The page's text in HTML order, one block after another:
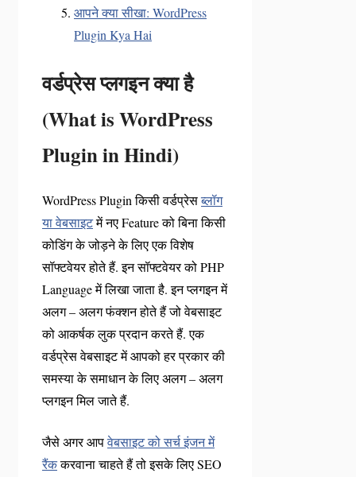
आपने क्या सीखा: WordPress
Plugin Kya Hai
वर्डप्रेस प्लगइन क्या है
(What is WordPress
Plugin in Hindi)
WordPress Plugin किसी वर्डप्रेसब्लॉग
या वेबसाइटमें नए Feature को बिना किसी
कोडिंग के जोड़ने के लिए एक विशेष
सॉफ्टवेयर होते हैं. इन सॉफ्टवेयर को PHP
Language में लिखा जाता है. इन प्लगइन में
अलग – अलग फंक्शन होते हैं जो वेबसाइट
को आकर्षक लुक प्रदान करते हैं. एक
वर्डप्रेस वेबसाइट में आपको हर प्रकार की
समस्या के समाधान के लिए अलग – अलग
प्लगइन मिल जाते हैं.
जैसे अगर आपवेबसाइट को सर्च इंजन में
रैंककरवाना चाहते हैं तो इसके लिए SEO